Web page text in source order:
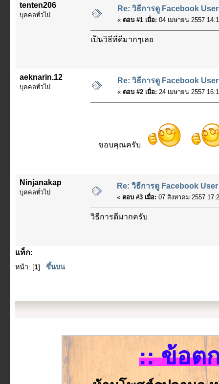
tenten206
บุคคลทั่วไป
Re: วิธีการดู Facebook
« ตอบ #1 เมื่อ: 04 เมษายน 2557
เป็นวิธีที่ดีมากๆเลย
aeknarin.12
บุคคลทั่วไป
Re: วิธีการดู Facebook
« ตอบ #2 เมื่อ: 24 เมษายน 2557
ขอบคุณครับ
Ninjanakap
บุคคลทั่วไป
Re: วิธีการดู Facebook User
« ตอบ #3 เมื่อ: 07 สิงหาคม 2557
วิธีการดีมากครับ
แท็ก:
หน้า: [1] ขึ้นบน
:: ข้อต